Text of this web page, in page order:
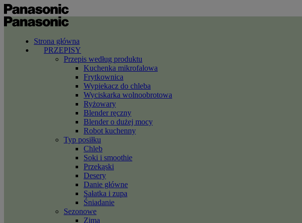
Strona główna
PRZEPISY
Przepis według produktu
Kuchenka mikrofalowa
Frytkownica
Wypiekacz do chleba
Wyciskarka wolnoobrotowa
Ryżowary
Blender ręczny
Blender o dużej mocy
Robot kuchenny
Typ posiłku
Chleb
Soki i smoothie
Przekąski
Desery
Danie główne
Sałatka i zupa
Śniadanie
Sezonowe
Zima